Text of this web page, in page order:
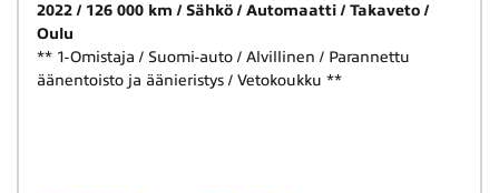
2022 126 000 km Sähkö Automaatti
Takaveto
Oulu
** 1-Omistaja / Suomi-auto / Alvillinen / Parannettu
äänentoisto ja äänieristys / Vetokoukku **